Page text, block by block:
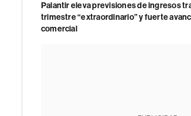
Palantir eleva previsiones de ingresos
trimestre “extraordinario” y fuerte
comercial